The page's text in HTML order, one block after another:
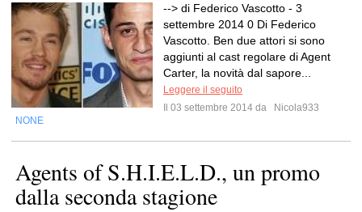
--> di Federico Vascotto - 3
settembre 2014 0 Di Federico
Vascotto. Ben due attori si sono
aggiunti al cast regolare di Agent
Carter, la novità dal sapore...
Leggere il seguito
Il 03 settembre 2014 da
Nicola933
NONE
Agents of S.H.I.E.L.D., un promo
dalla seconda stagione